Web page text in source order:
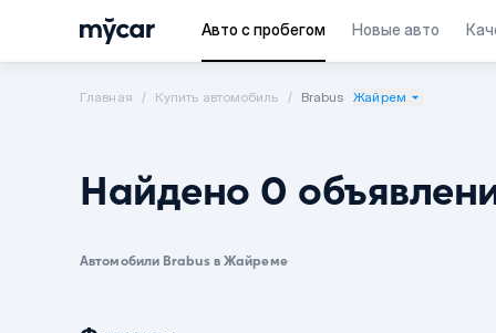
Авто с пробегом Новые авто
Главная Купить автомобиль Brabus Жайрем
Найдено 0
Автомобили Brabus в Жайреме